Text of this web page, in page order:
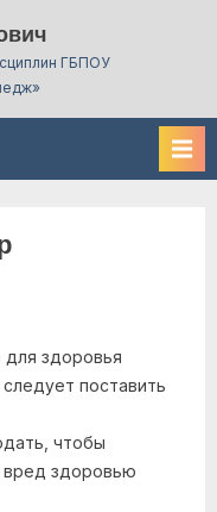
ГБПОУ
здоровья
поставить
чтобы
вред здоровью